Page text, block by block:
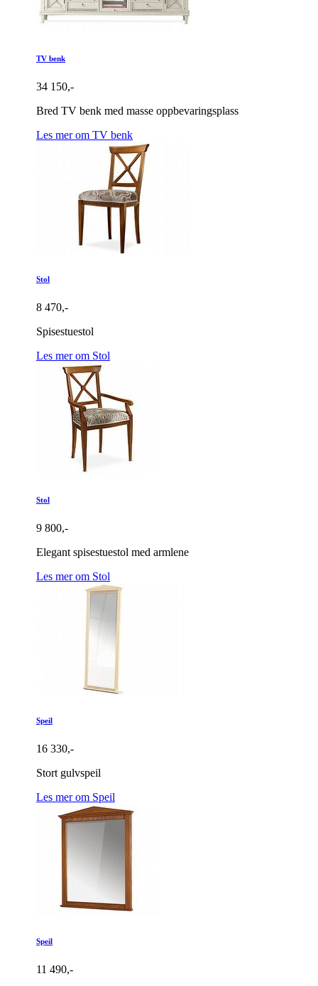
TV benk
34 150,-
Bred TV benk med masse oppbevaringsplass
Les mer om TV benk
Stol
8 470,-
Spisestuestol
Les mer om Stol
Stol
9 800,-
Elegant spisestuestol med armlene
Les mer om Stol
Speil
16 330,-
Stort gulvspeil
Les mer om Speil
Speil
11 490,-